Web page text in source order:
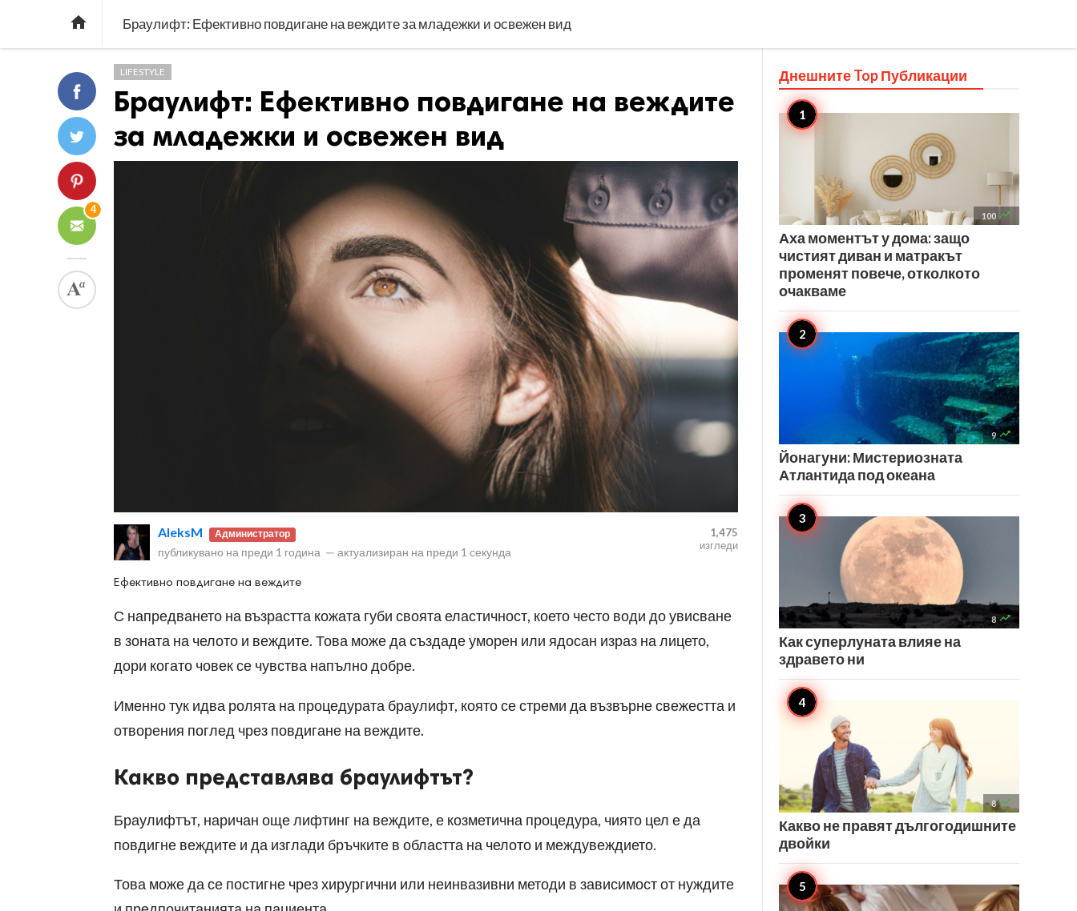
 Браулифт: Ефективно повдигане на веждите за младежки и освежен вид
4
LIFESTYLE
Браулифт: Ефективно повдигане на веждите
за младежки и освежен вид
AleksM Администратор
публикувано на преди 1 година — актуализиран на преди 1 секунда
1,475
изгледи
Ефективно повдигане на веждите
С напредването на възрастта кожата губи своята еластичност, което често води до увисване
в зоната на челото и веждите. Това може да създаде уморен или ядосан израз на лицето,
дори когато човек се чувства напълно добре.
Именно тук идва ролята на процедурата браулифт, която се стреми да възвърне свежестта и
отворения поглед чрез повдигане на веждите.
Какво представлява браулифтът?
Браулифтът, наричан още лифтинг на веждите, е козметична процедура, чиято цел е да
повдигне веждите и да изглади бръчките в областта на челото и междувеждието.
Това може да се постигне чрез хирургични или неинвазивни методи в зависимост от нуждите
Днешните TopПубликации
100 
Аха моментът у дома: защо
чистият диван и матракът
променят повече, отколкото
очакваме
9 
Йонагуни: Мистериозната
Атлантида под океана
8 
Как суперлуната влияе на
здравето ни
8 
Какво не правят дългогодишните
двойки